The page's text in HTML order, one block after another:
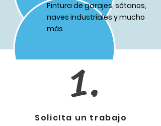
Pintura de garajes, sótanos,
naves industriales y mucho
más
1.
SolicIta un trabajo